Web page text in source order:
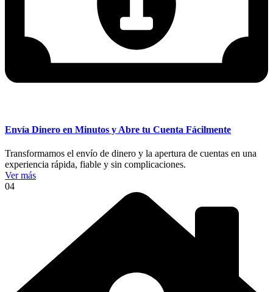
Envía Dinero en Minutos y Abre tu Cuenta Fácilmente
Transformamos el envío de dinero y la apertura de cuentas en una
experiencia rápida, fiable y sin complicaciones.
Ver más
04